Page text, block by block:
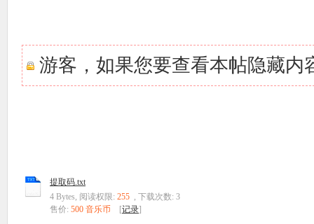
游客，如果您要查看本帖隐藏内
提取码.txt
4 Bytes, 阅读权限: 255 , 下载次数: 3
售价: 500 音乐币 [记录]